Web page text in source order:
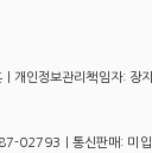
| 개인정보관리책임자: 장
02793 | 통신판매: 미